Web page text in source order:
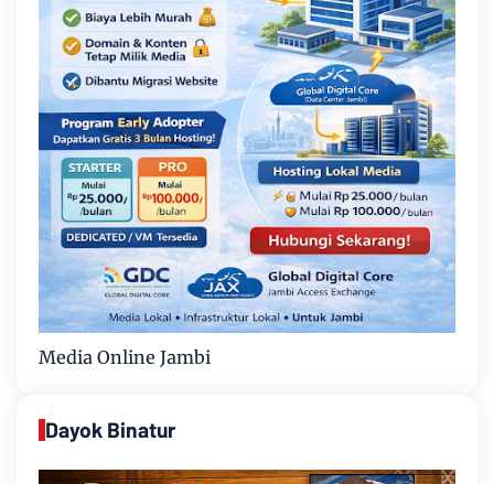
Media Online Jambi
Dayok Binatur